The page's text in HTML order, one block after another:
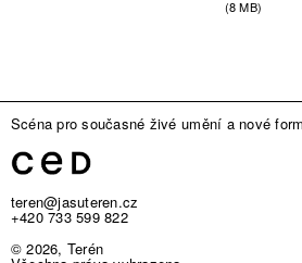
(8 MB)
Scéna pro současné živé umění a nové
teren@jasuteren.cz
+420 733 599 822
© 2026, Terén